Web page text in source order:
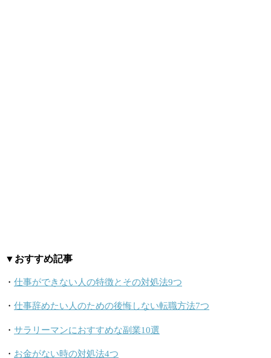
▼おすすめ記事
・ 仕事ができない人の特徴とその対処法9つ
・ 仕事辞めたい人のための後悔しない転職方法7つ
・ サラリーマンにおすすめな副業10選
・ お金がない時の対処法4つ